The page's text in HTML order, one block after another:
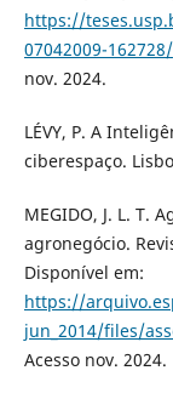
https://
07042009-
nov. 2024.
LÉVY, P. A
ciberespaço.
MEGIDO, J. L. T.
agronegócio.
Disponível em:
https://
jun_2014/files/
Acesso nov. 2024.